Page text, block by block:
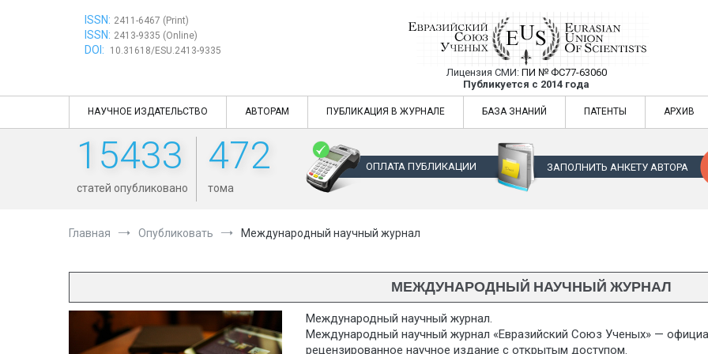
ISSN: 2411-6467 (Print)
ISSN: 2413-9335 (Online)
DOI: 10.31618/ESU.2413-9335
Евразийский Союз Ученых —
Лицензия СМИ: ПИ № ФС77-63060
Публикуется с 2014 года
Евразийский Союз Ученых — публикация научных статей в
НАУЧНОЕ ИЗДАТЕЛЬСТВО АВТОРАМ ПУБЛИКАЦИЯ В ЖУРНАЛЕ БАЗА ЗНАНИЙ ПАТЕНТЫ АРХИВ
15433
статей опубликовано
472
тома
ОПЛАТА ПУБЛИКАЦИИ ЗАПОЛНИТЬ АНКЕТУ АВТОРА
Главная Опубликовать Международный научный журнал
МЕЖДУНАРОДНЫЙ НАУЧНЫЙ ЖУРНАЛ
Международный научный журнал.
Международный научный журнал «Евразийский Союз Ученых» —
рецензированное научное издание с открытым доступом.